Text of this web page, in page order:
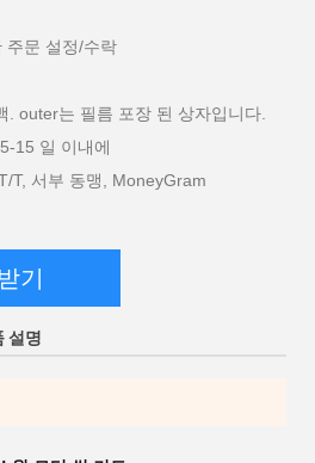
주문 설정/수락
. outer는 필름 포장 된 상자입니다.
15 일 이내에
T, 서부 동맹, MoneyGram
기
설명